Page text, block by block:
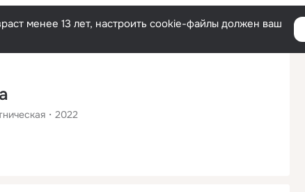
Русский
менее 13 лет, настроить cookie-файлы должен ваш
2022